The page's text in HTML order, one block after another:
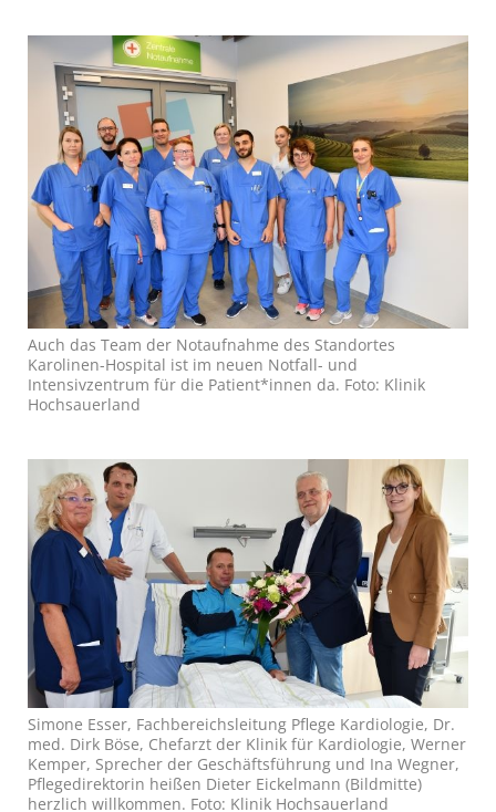
Auch das Team der Notaufnahme des Standortes
Karolinen-Hospital ist im neuen Notfall- und
Intensivzentrum für die Patient*innen da. Foto: Klinik
Hochsauerland
Simone Esser, Fachbereichsleitung Pflege Kardiologie, Dr.
med. Dirk Böse, Chefarzt der Klinik für Kardiologie, Werner
Kemper, Sprecher der Geschäftsführung und Ina Wegner,
Pflegedirektorin heißen Dieter Eickelmann (Bildmitte)
herzlich willkommen. Foto: Klinik Hochsauerland